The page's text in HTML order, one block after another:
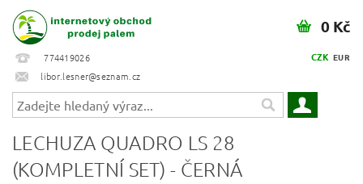
774419026
libor.lesner@seznam.cz
CZK EUR
0 Kč
LECHUZA QUADRO LS 28
(KOMPLETNÍ SET) - ČERNÁ